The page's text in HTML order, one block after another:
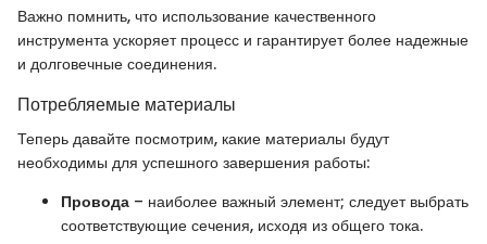
Важно помнить, что использование качественного
инструмента ускоряет процесс и гарантирует более надежные
и долговечные соединения.
Потребляемые материалы
Теперь давайте посмотрим, какие материалы будут
необходимы для успешного завершения работы:
Провода – наиболее важный элемент; следует выбрать
соответствующие сечения, исходя из общего тока.